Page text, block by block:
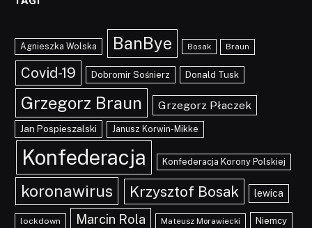
Agnieszka Wolska BanBye Bosak Braun
Covid-19 Dobromir Sośnierz Donald Tusk
Grzegorz Braun Grzegorz Płaczek
Jan Pospieszalski Janusz Korwin-Mikke
Konfederacja Konfederacja Korony Polskiej
koronawirus Krzysztof Bosak lewica
lockdown Marcin Rola Mateusz Morawiecki Niemcy